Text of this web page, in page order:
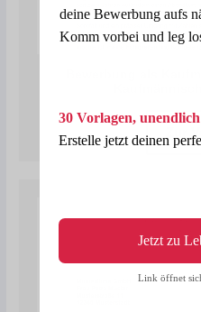
Zur
Link öffnet
deine Bewerbung aufs
Komm vorbei und leg
30 Vorlagen,
Erstelle jetzt deinen
Jetzt zu